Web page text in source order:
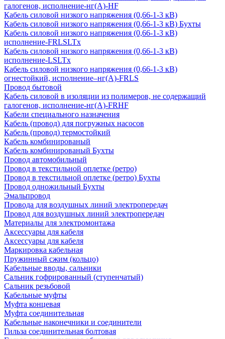
галогенов, исполнение-нг(А)-HF
Кабель силовой низкого напряжения (0,66-1-3 кВ)
Кабель силовой низкого напряжения (0,66-1-3 кВ) Бухты
Кабель силовой низкого напряжения (0,66-1-3 кВ)
исполнение-FRLSLTx
Кабель силовой низкого напряжения (0,66-1-3 кВ)
исполнение-LSLTx
Кабель силовой низкого напряжения (0,66-1-3 кВ)
огнестойкий, исполнение–нг(А)-FRLS
Провод бытовой
Кабель силовой в изоляции из полимеров, не содержащий
галогенов, исполнение-нг(А)-FRHF
Кабели специального назначения
Кабель (провод) для погружных насосов
Кабель (провод) термостойкий
Кабель комбинированый
Кабель комбинированый Бухты
Провод автомобильный
Провод в текстильной оплетке (ретро)
Провод в текстильной оплетке (ретро) Бухты
Провод одножильный Бухты
Эмальпровод
Провода для воздушных линий электропередач
Провод для воздушных линий электропередач
Материалы для электромонтажа
Аксессуары для кабеля
Аксессуары для кабеля
Маркировка кабельная
Пружинный сжим (кольцо)
Кабельные вводы, сальники
Сальник гофрированный (ступенчатый)
Сальник резьбовой
Кабельные муфты
Муфта концевая
Муфта соединительная
Кабельные наконечники и соединители
Гильза соединительная болтовая